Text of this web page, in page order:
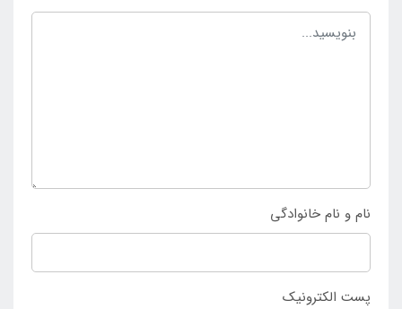
های مختلف مورد بهره برداری قرار گرفته و بتوان از آن لذت
67472 با قیمت مناسب دارند می توانند به
فروشگاه
اینتکس ایرانمراجعه کنند.نام و نام خانوادگی
پست الکترونیک